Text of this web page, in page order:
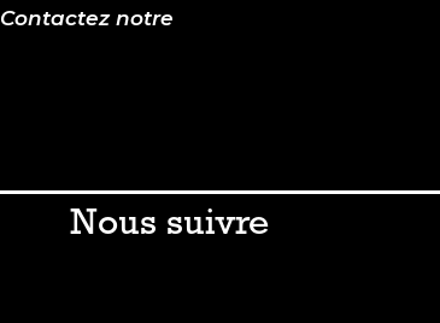
Contactez notre
Nous suivre